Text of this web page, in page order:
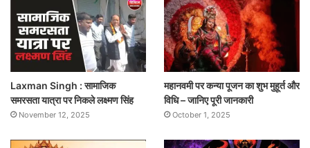
Laxman Singh : सामाजिक
समरसता यात्रा पर निकले लक्ष्मण सिंह
November 12, 2025
महानवमी पर कन्या पूजन का शुभ मुहूर्त और
विधि – जानिए पूरी जानकारी
October 1, 2025